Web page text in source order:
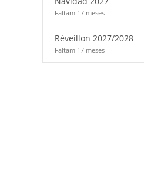
Faltam 17 meses
Réveillon 2027/2028
Faltam 17 meses